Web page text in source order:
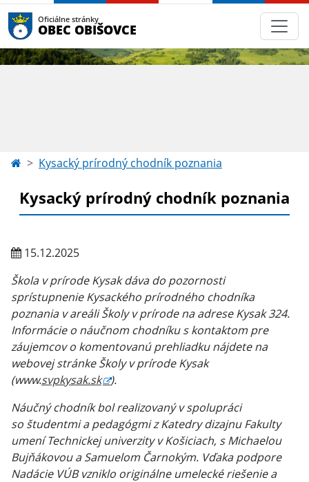
Oficiálne stránky
OBEC OBIŠOVCE
Kysacký prírodný chodník poznania
Kysacký prírodný chodník poznania
15.12.2025
Škola v prírode Kysak dáva do pozornosti
sprístupnenie Kysackého prírodného chodníka
poznania v areáli Školy v prírode na adrese Kysak 324.
Informácie o náučnom chodníku s kontaktom pre
záujemcov o komentovanú prehliadku nájdete na
webovej stránke Školy v prírode Kysak
(www.svpkysak.sk ).
Náučný chodník bol realizovaný v spolupráci
so študentmi a pedagógmi z Katedry dizajnu Fakulty
umení Technickej univerzity v Košiciach, s Michaelou
Bujňákovou a Samuelom Čarnokým. Vďaka podpore
Nadácie VÚB vzniklo originálne umelecké riešenie a